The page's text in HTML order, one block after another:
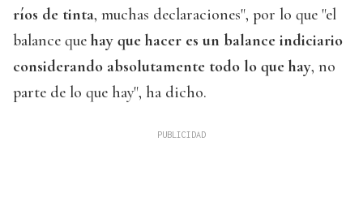
ríos de tinta, muchas declaraciones", por lo que "el
balance que hay que hacer es un balance indiciario
considerando absolutamente todo lo que hay, no
parte de lo que hay", ha dicho.